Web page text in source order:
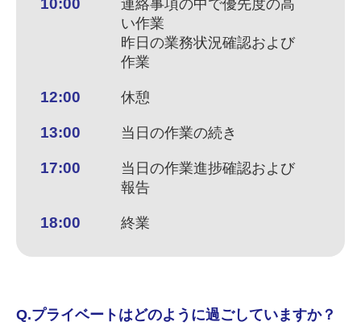
10:00
連絡事項の中で優先度の高
い作業
昨日の業務状況確認および
作業
12:00 休憩
13:00 当日の作業の続き
17:00
当日の作業進捗確認および
報告
18:00 終業
Q.プライベートはどのように過ごしていますか？